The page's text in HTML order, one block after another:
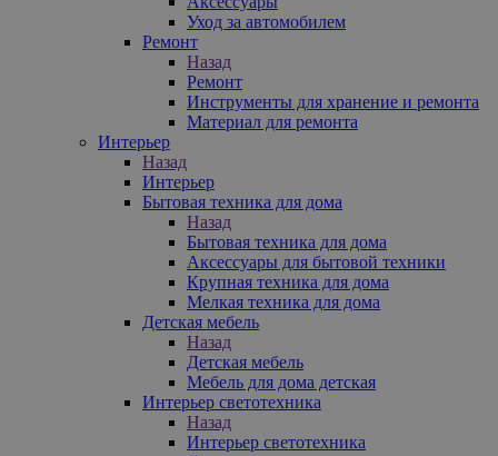
Уход за автомобилем
Ремонт
Назад
Ремонт
Инструменты для хранение и ремонта
Материал для ремонта
Интерьер
Назад
Интерьер
Бытовая техника для дома
Назад
Бытовая техника для дома
Аксессуары для бытовой техники
Крупная техника для дома
Мелкая техника для дома
Детская мебель
Назад
Детская мебель
Мебель для дома детская
Интерьер светотехника
Назад
Интерьер светотехника